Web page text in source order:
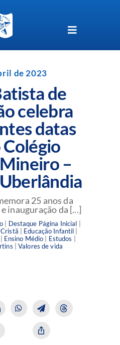
Toggle
Navigation
de 2023
de
celebra
datas
Colégio
–
25 anos da
inauguração da [...]
Destaque Página Inicial
Cristã Educação Infantil
Ensino Médio Estudos
Valores de vida